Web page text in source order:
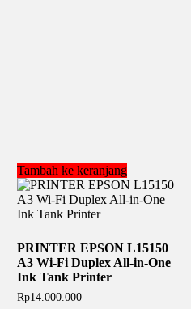
Tambah ke keranjang
PRINTER EPSON L15150
A3 Wi-Fi Duplex All-in-One
Ink Tank Printer
Rp14.000.000